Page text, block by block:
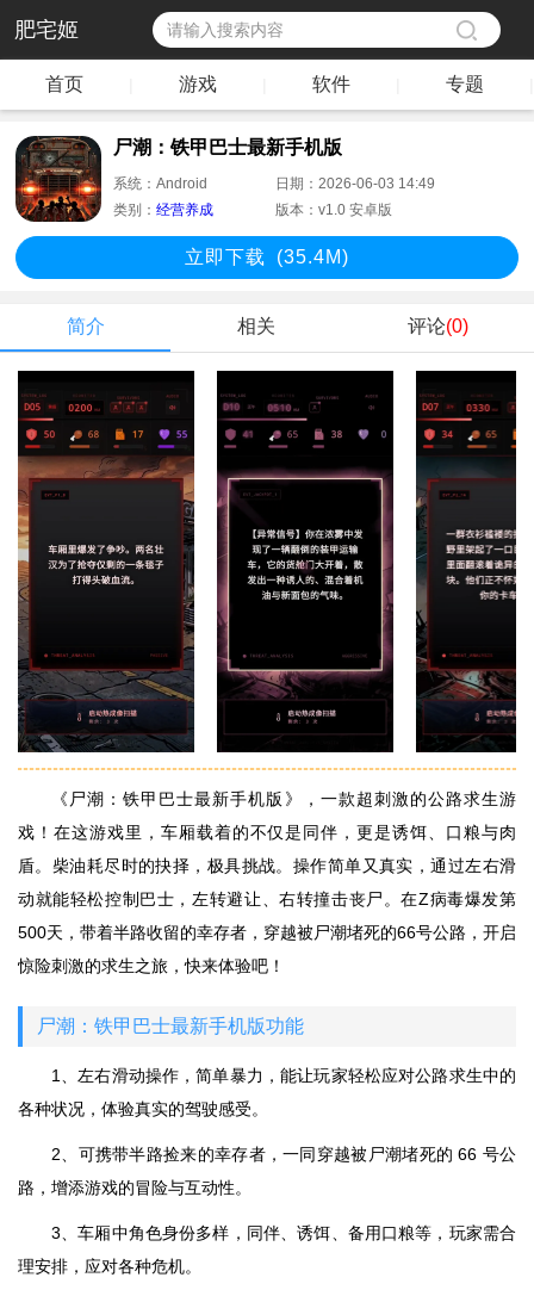
肥宅姬
首页 游戏 软件 专题
尸潮：铁甲巴士最新手机版
系统：Android 日期：2026-06-03 14:49
类别：经营养成 版本：v1.0 安卓版
立即下载 (35.4M)
简介 相关 评论(0)
《尸潮：铁甲巴士最新手机版》，一款超刺激的公路求生游
戏！在这游戏里，车厢载着的不仅是同伴，更是诱饵、口粮与肉
盾。柴油耗尽时的抉择，极具挑战。操作简单又真实，通过左右滑
动就能轻松控制巴士，左转避让、右转撞击丧尸。在Z病毒爆发第
500天，带着半路收留的幸存者，穿越被尸潮堵死的66号公路，开启
惊险刺激的求生之旅，快来体验吧！
尸潮：铁甲巴士最新手机版功能
1、左右滑动操作，简单暴力，能让玩家轻松应对公路求生中的
各种状况，体验真实的驾驶感受。
2、可携带半路捡来的幸存者，一同穿越被尸潮堵死的 66 号公
路，增添游戏的冒险与互动性。
3、车厢中角色身份多样，同伴、诱饵、备用口粮等，玩家需合
理安排，应对各种危机。